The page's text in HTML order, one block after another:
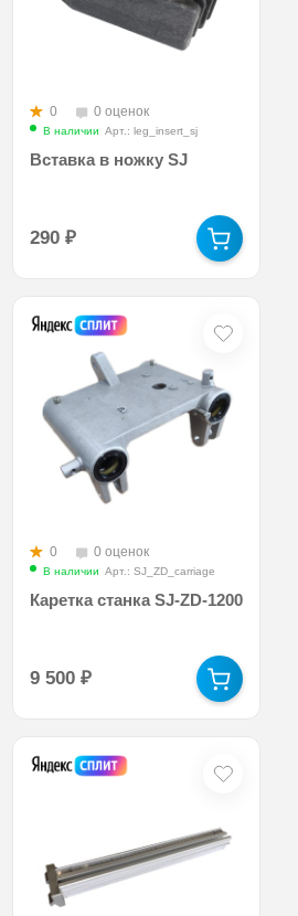
0 0 оценок
В наличии Арт.: leg_insert_sj
Вставка в ножку SJ
290 ₽
0 0 оценок
В наличии Арт.: SJ_ZD_carriage
Каретка станка SJ-ZD-1200
9 500 ₽